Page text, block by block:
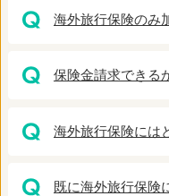
海外旅行保険のみ
保険金請求できる
海外旅行保険には
既に海外旅行保険